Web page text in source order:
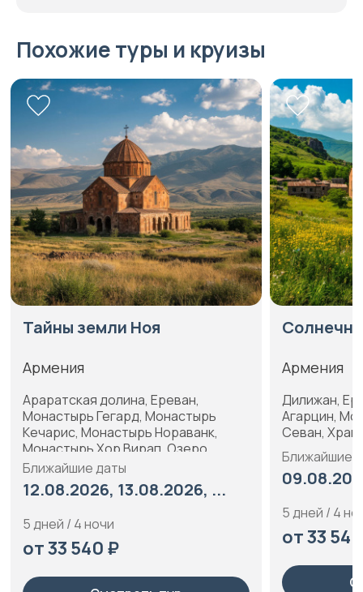
Похожие туры и круизы
Солнечная Армения
Армения
Дилижан, Ереван, Монастырь
Агарцин, Монастырь Гегард, Озеро
Севан, Храм Гарни, Эчмиадзин
Ближайшие даты
09.08.2026, 13.08.2026, ...
от 33 540 ₽
Смотреть тур
8
от